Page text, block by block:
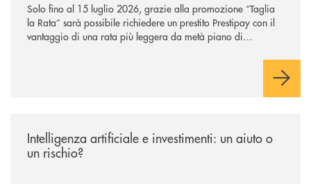
Solo fino al 15 luglio 2026, grazie alla promozione “Taglia
la Rata” sarà possibile richiedere un prestito Prestipay con il
vantaggio di una rata più leggera da metà piano di
Intelligenza artificiale e investimenti: un aiuto o
un rischio?